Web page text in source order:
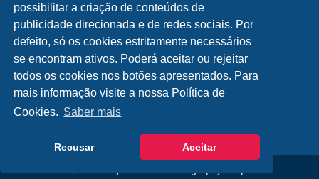
possibilitar a criação de conteúdos de
publicidade direcionada e de redes sociais. Por
defeito, só os cookies estritamente necessários
se encontram ativos. Poderá aceitar ou rejeitar
todos os cookies nos botões apresentados. Para
mais informação visite a nossa Política de
Cookies. Saber mais
Recusar Aceitar
Restaurantes
A Visitar
INFORMAÇÕES
Política de Privacidade